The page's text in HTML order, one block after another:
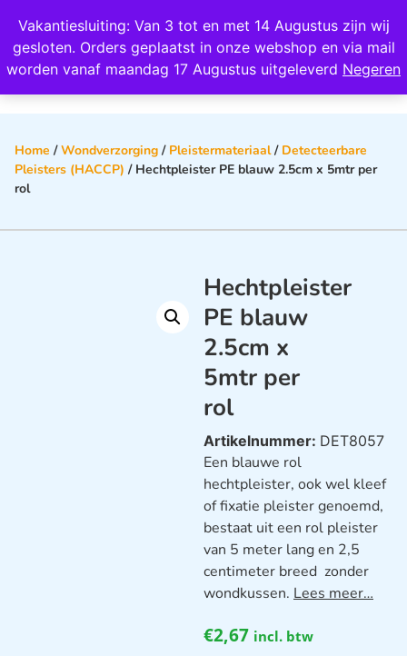
Vakantiesluiting: Van 3 tot en met 14 Augustus zijn wij
gesloten. Orders geplaatst in onze webshop en via mail
worden vanaf maandag 17 Augustus uitgeleverd Negeren
Wij scoren een 4,8 op Google
Home /Wondverzorging / Pleistermateriaal/ Detecteerbare
Pleisters (HACCP) / Hechtpleister PE blauw 2.5cm x 5mtr per
rol
Hechtpleister
PE blauw
2.5cm x
5mtr per
rol
Artikelnummer: DET8057
Een blauwe rol
hechtpleister, ook wel kleef
of fixatie pleister genoemd,
bestaat uit een rol pleister
van 5 meter lang en 2,5
centimeter breed zonder
wondkussen. Lees meer…
€2,67 incl. btw